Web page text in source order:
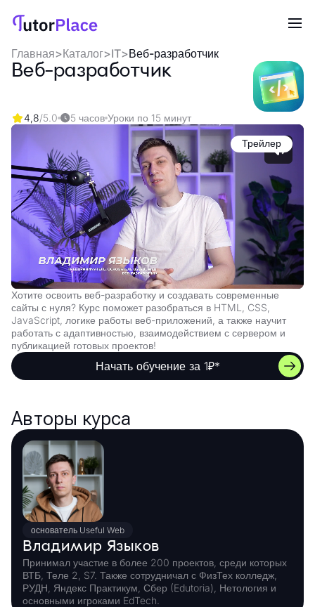
Главная>Каталог>IT>Веб-разработчик
Веб-разработчик
4,8/5.0 5 часов Уроки по 15 минут
Трейлер
Хотите освоить веб-разработку и создавать современные
сайты с нуля? Курс поможет разобраться в HTML, CSS,
JavaScript, логике работы веб-приложений, а также научит
работать с адаптивностью, взаимодействием с сервером и
публикацией готовых проектов!
Начать обучение за 1₽*
Авторы курса
основатель Useful Web
Владимир Языков
Принимал участие в более 200 проектов, среди которых
ВТБ, Теле 2, S7. Также сотрудничал с ФизТех колледж,
РУДН, Яндекс Практикум, Сбер (Edutoria), Нетология и
основными игроками EdTech.